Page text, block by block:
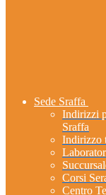
Sede Sraffa
Indirizzi
Sraffa
Indirizzo
Corsi
Centro